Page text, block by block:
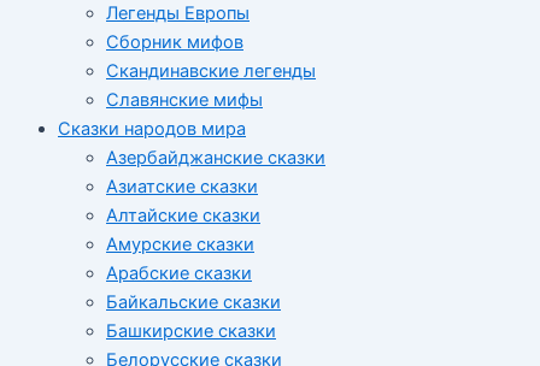
Легенды Европы
Сборник мифов
Скандинавские легенды
Славянские мифы
Сказки народов мира
Азербайджанские сказки
Азиатские сказки
Алтайские сказки
Амурские сказки
Арабские сказки
Байкальские сказки
Башкирские сказки
Белорусские сказки